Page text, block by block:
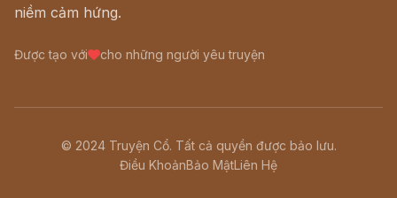
niềm cảm hứng.
Được tạo với cho những người yêu truyện
© 2024 Truyện Cổ. Tất cả quyền được bảo lưu.
Điều KhoảnBảo MậtLiên Hệ